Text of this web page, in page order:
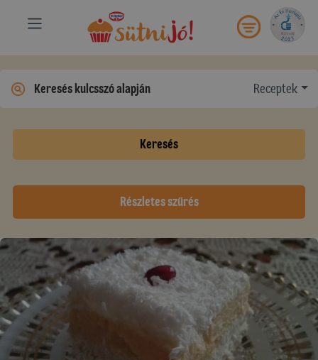
Receptek
Keresés
Részletes szűrés